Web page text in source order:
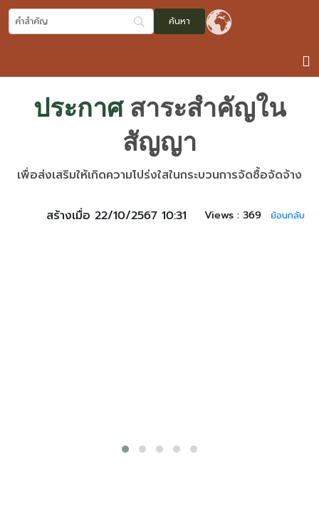
ประกาศ สาระสำคัญใน
สัญญา
เพื่อส่งเสริมให้เกิดความโปร่งใสในกระบวนการจัดซื้อจัดจ้าง
สร้างเมื่อ 22/10/2567 10:31 Views : 369 ย้อนกลับ